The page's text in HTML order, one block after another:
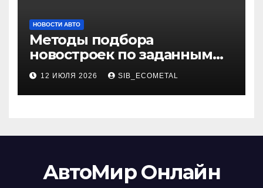
НОВОСТИ АВТО
Методы подбора
новостроек по заданным
критериям
12 ИЮЛЯ 2026 SIB_ECOMETAL
АвтоМир Онлайн